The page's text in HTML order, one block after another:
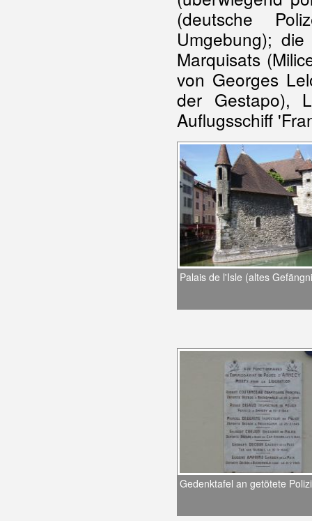
(deutsche
Umgebung);
Marquisats
von Georges
der Gestapo),
Auflugsschiff
Palais de l'Isle (altes
Gedenktafel an getötete